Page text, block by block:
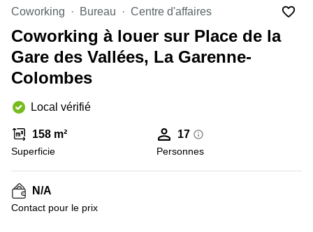
Strasbourg
d'affaires
Toulouse
Coworking
Coworking
Centres
Lyon
Location
bureaux
Coworking Bureau Centre d'affaires
Coworking à louer sur Place de la
Gare des Vallées, La Garenne-
Colombes
Local vérifié
158 m²
Superficie
17
Personnes
N/A
Contact pour le prix